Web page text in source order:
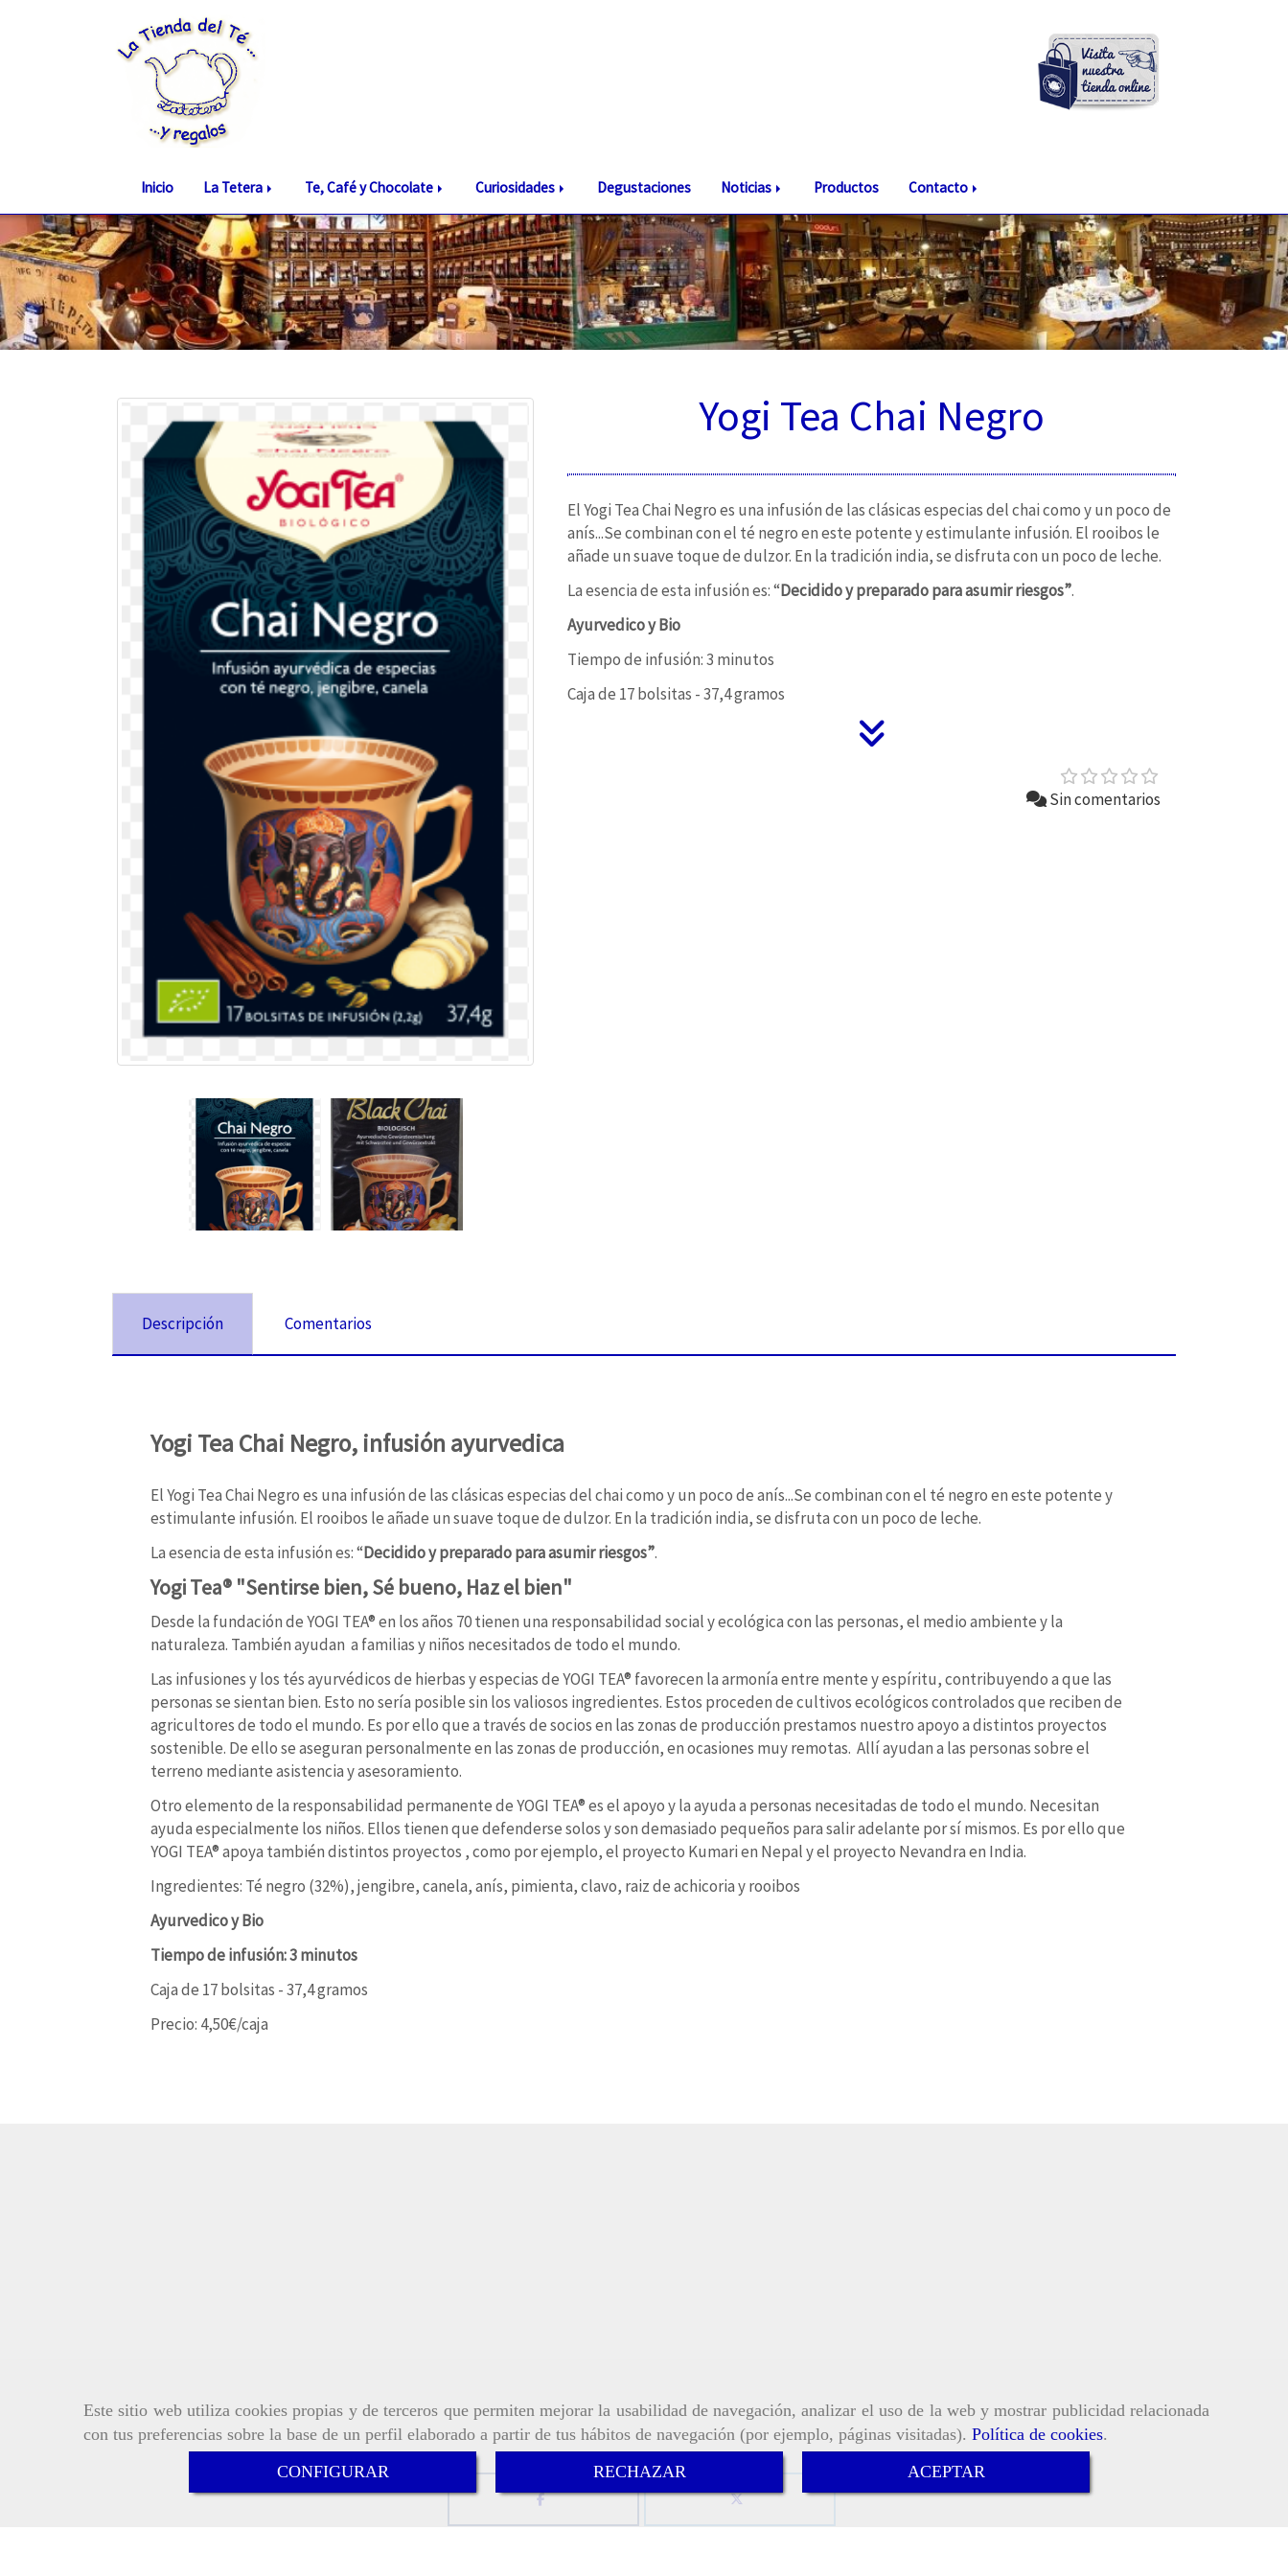
Este sitio web utiliza cookies propias y de terceros que permiten mejorar la usabilidad de navegación, analizar el uso de la web y mostrar publicidad relacionada
con tus preferencias sobre la base de un perfil elaborado a partir de tus hábitos de navegación (por ejemplo, páginas visitadas). Política de cookies.
CONFIGURAR
RECHAZAR ACEPTAR
Inicio La Tetera Te, Café y Chocolate Curiosidades Degustaciones Noticias Productos Contacto
Yogi Tea Chai Negro
El Yogi Tea Chai Negro es una infusión de las clásicas especias del chai como y un poco de
anís...Se combinan con el té negro en este potente y estimulante infusión. El rooibos le
añade un suave toque de dulzor. En la tradición india, se disfruta con un poco de leche.
La esencia de esta infusión es: “Decidido y preparado para asumir riesgos”.
Ayurvedico y Bio
Tiempo de infusión: 3 minutos
Caja de 17 bolsitas - 37,4 gramos
Sin comentarios
Descripción Comentarios
Yogi Tea Chai Negro, infusión ayurvedica
El Yogi Tea Chai Negro es una infusión de las clásicas especias del chai como y un poco de anís...Se combinan con el té negro en este potente y
estimulante infusión. El rooibos le añade un suave toque de dulzor. En la tradición india, se disfruta con un poco de leche.
La esencia de esta infusión es: “Decidido y preparado para asumir riesgos”.
Yogi Tea® "Sentirse bien, Sé bueno, Haz el bien"
Desde la fundación de YOGI TEA® en los años 70 tienen una responsabilidad social y ecológica con las personas, el medio ambiente y la
naturaleza. También ayudan a familias y niños necesitados de todo el mundo.
Las infusiones y los tés ayurvédicos de hierbas y especias de YOGI TEA® favorecen la armonía entre mente y espíritu, contribuyendo a que las
personas se sientan bien. Esto no sería posible sin los valiosos ingredientes. Estos proceden de cultivos ecológicos controlados que reciben de
agricultores de todo el mundo. Es por ello que a través de socios en las zonas de producción prestamos nuestro apoyo a distintos proyectos
sostenible. De ello se aseguran personalmente en las zonas de producción, en ocasiones muy remotas. Allí ayudan a las personas sobre el
terreno mediante asistencia y asesoramiento.
Otro elemento de la responsabilidad permanente de YOGI TEA® es el apoyo y la ayuda a personas necesitadas de todo el mundo. Necesitan
ayuda especialmente los niños. Ellos tienen que defenderse solos y son demasiado pequeños para salir adelante por sí mismos. Es por ello que
YOGI TEA® apoya también distintos proyectos , como por ejemplo, el proyecto Kumari en Nepal y el proyecto Nevandra en India.
Ingredientes: Té negro (32%), jengibre, canela, anís, pimienta, clavo, raiz de achicoria y rooibos
Ayurvedico y Bio
Tiempo de infusión: 3 minutos
Caja de 17 bolsitas - 37,4 gramos
Precio: 4,50€/caja